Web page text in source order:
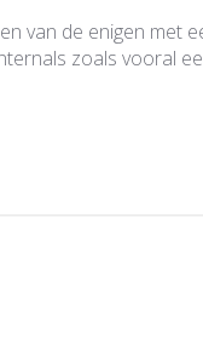
van de enigen met
zoals vooral